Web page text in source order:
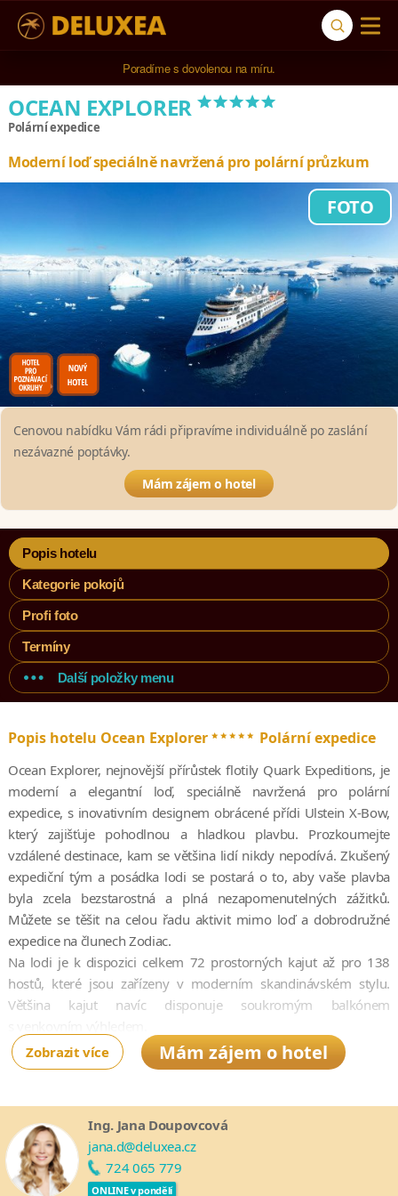
Poradíme s dovolenou na míru.
OCEAN EXPLORER*****
Polární expedice
Moderní loď speciálně navržená pro polární průzkum
FOTO
Cenovou nabídku Vám rádi připravíme individuálně po zaslání
nezávazné poptávky.
Mám zájem o hotel
Popis hotelu
Kategorie pokojů
Profi foto
Termíny
Další položky menu
Popis hotelu Ocean Explorer***** Polární expedice
Ocean Explorer, nejnovější přírůstek flotily Quark Expeditions, je
moderní a elegantní loď, speciálně navržená pro polární
expedice, s inovativním designem obrácené přídi Ulstein X-Bow,
který zajišťuje pohodlnou a hladkou plavbu. Prozkoumejte
vzdálené destinace, kam se většina lidí nikdy nepodívá. Zkušený
expediční tým a posádka lodi se postará o to, aby vaše plavba
byla zcela bezstarostná a plná nezapomenutelných zážitků.
Můžete se těšit na celou řadu aktivit mimo loď a dobrodružné
expedice na člunech Zodiac.
Na lodi je k dispozici celkem 72 prostorných kajut až pro 138
hostů, které jsou zařízeny v moderním skandinávském stylu.
Většina kajut navíc disponuje soukromým balkónem
Ocean Explorer nabízí také exkluzivní gastronomické zážitky
v nádherných prostorách lodi včetně elegantních salónků, odkud
dvoupatrová knihovna, luxusní lázně se saunou, posilovna a dvě
venkovní vířivky. Nechybí ani rozsáhlé venkovní paluby, odkud
můžete pozorovat kytovce a další mořské živočichy.
Zobrazit více Mám zájem o hotel
Ing. Jana Doupovcová
jana.d@deluxea.cz
724 065 779
ONLINE v pondělí